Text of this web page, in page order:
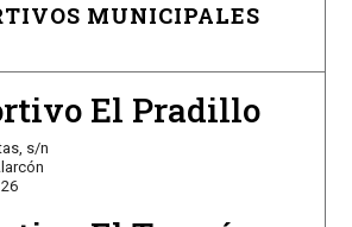
MUNICIPALES
El Pradillo
s/n